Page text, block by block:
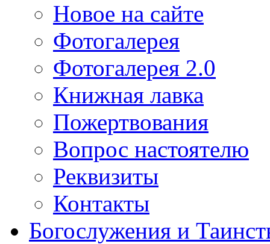
Новое на сайте
Фотогалерея
Фотогалерея 2.0
Книжная лавка
Пожертвования
Вопрос настоятелю
Реквизиты
Контакты
Богослужения и